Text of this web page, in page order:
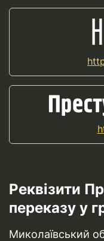
Реквізити
переказу у
Миколаївський